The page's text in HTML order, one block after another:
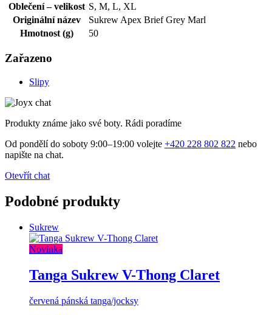
Oblečení – velikost S, M, L, XL
Originální název
Sukrew Apex Brief Grey Marl
Hmotnost (g)
50
Zařazeno
Slipy
Produkty známe jako své boty. Rádi poradíme
Od pondělí do soboty 9:00–19:00 volejte +420 228 802 822 nebo
napište na chat.
Otevřít chat
Podobné produkty
Sukrew
Novinka
Tanga Sukrew V-Thong Claret
červená pánská tanga/jocksy